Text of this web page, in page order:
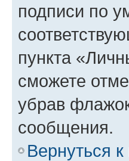
подписи по
пункта
сможете
убрав
сообщения.
Вернуться